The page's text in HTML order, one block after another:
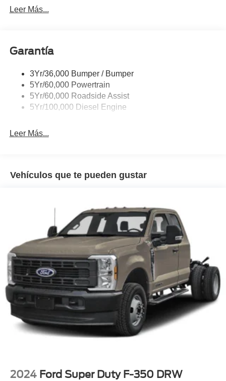
Trailer Tow Wire Harness
Leer Más...
Garantía
3Yr/36,000 Bumper / Bumper
5Yr/60,000 Powertrain
5Yr/60,000 Roadside Assist
5Yr/100,000 Diesel Engine
Leer Más...
Vehículos que te pueden gustar
2024 Ford Super Duty F-350 DRW